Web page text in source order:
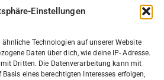
Einstellungen
Technologien auf unserer Website
Daten über dich, wie deine IP- Adresse.
Dritten. Die Datenverarbeitung kann mit
eines berechtigten Interesses erfolgen,
die Seite unseres Fördervereins: